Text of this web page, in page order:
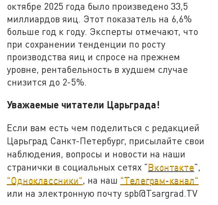
октябре 2025 года было произведено 33,5
миллиардов яиц. Этот показатель на 6,6%
больше год к году. Эксперты отмечают, что
при сохранении тенденции по росту
производства яиц и спросе на прежнем
уровне, рентабельность в худшем случае
снизится до 2-5%.
Уважаемые читатели Царьграда!
Если вам есть чем поделиться с редакцией
Царьград Санкт-Петербург, присылайте свои
наблюдения, вопросы и новости на наши
странички в социальных сетях "Вконтакте",
"Одноклассники" , на наш "Телеграм-канал"
или на электронную почту spb@Tsargrad.TV